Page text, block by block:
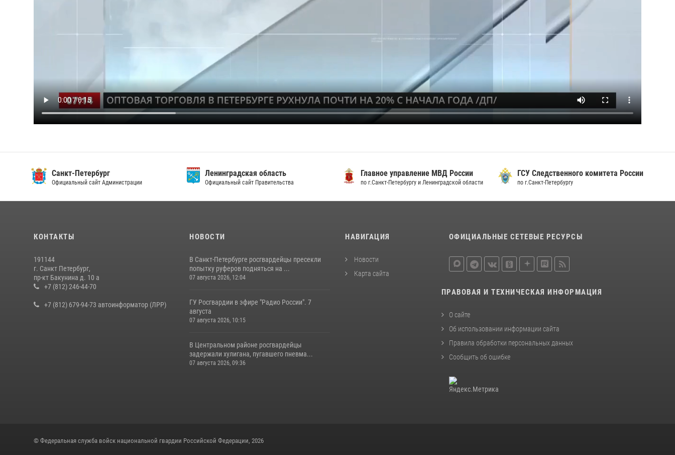
Санкт-Петербург
Официальный сайт Администрации
Ленинградская область
Официальный сайт Правительства
Главное управление МВД России
по г.Санкт-Петербургу и Ленинградской области
ГСУ Следственного комитета России
по г.Санкт-Петербургу
КОНТАКТЫ
191144
г. Санкт Петербург,
пр-кт Бакунина д. 10 а
+7 (812) 246-44-70
+7 (812) 679-94-73 автоинформатор (ЛРР)
НОВОСТИ
В Санкт-Петербурге росгвардейцы пресекли
попытку руферов подняться на ...
07 августа 2026, 12:04
ГУ Росгвардии в эфире "Радио России". 7
августа
07 августа 2026, 10:15
В Центральном районе росгвардейцы
задержали хулигана, пугавшего пневма...
07 августа 2026, 09:36
НАВИГАЦИЯ
Новости
Карта сайта
ОФИЦИАЛЬНЫЕ СЕТЕВЫЕ РЕСУРСЫ
ПРАВОВАЯ И ТЕХНИЧЕСКАЯ ИНФОРМАЦИЯ
О сайте
Об использовании информации сайта
Правила обработки персональных данных
Сообщить об ошибке
© Федеральная служба войск национальной гвардии Российской Федерации, 2026